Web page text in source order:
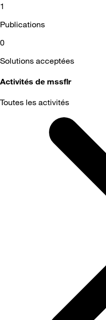
1
Publications
0
Solutions acceptées
Activités de mssflr
Toutes les activités